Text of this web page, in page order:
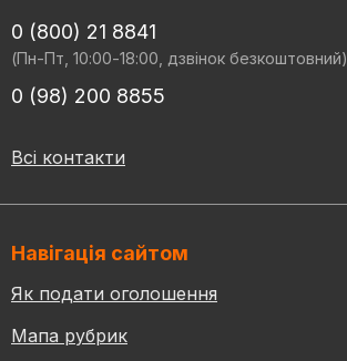
0 (800) 21 8841
(Пн-Пт, 10:00-18:00, дзвінок безкоштовний)
0 (98) 200 8855
Всі контакти
Навігація сайтом
Як подати оголошення
Мапа рубрик